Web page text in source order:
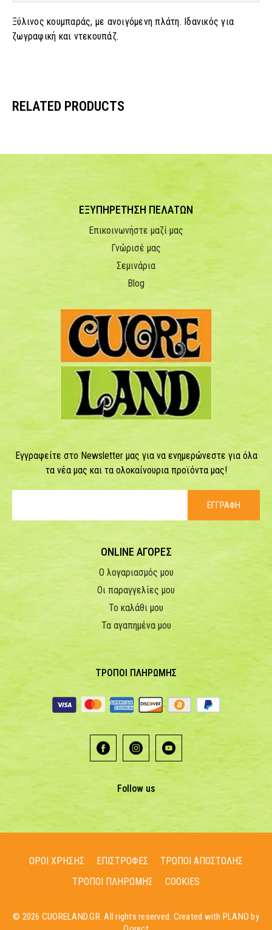
Ξύλινος κουμπαράς, με ανοιγόμενη πλάτη. Ιδανικός για
ζωγραφική και ντεκουπάζ.
RELATED PRODUCTS
ΕΞΥΠΗΡΕΤΗΣΗ ΠΕΛΑΤΩΝ
Επικοινωνήστε μαζί μας
Γνώρισέ μας
Σεμινάρια
Blog
Εγγραφείτε στο Newsletter μας για να ενημερώνεστε για όλα
τα νέα μας και τα ολοκαίνουρια προϊόντα μας!
ΕΓΓΡΑΦΗ
ONLINE ΑΓΟΡΕΣ
Ο λογαριασμός μου
Οι παραγγελίες μου
Το καλάθι μου
Τα αγαπημένα μου
ΤΡΟΠΟΙ ΠΛΗΡΩΜΗΣ
Follow us
ΟΡΟΙ ΧΡΗΣΗΣ ΕΠΙΣΤΡΟΦΕΣ
ΤΡΟΠΟΙ ΑΠΟΣΤΟΛΗΣ
ΤΡΟΠΟΙ ΠΛΗΡΩΜΗΣ
COOKIES
© 2026 CUORELAND.GR. All rights reserved. Created with PLANO by